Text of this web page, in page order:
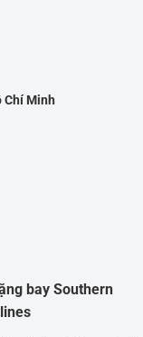
Chí Minh
bay Southern